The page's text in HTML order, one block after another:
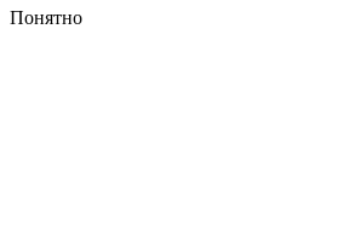
Понятно